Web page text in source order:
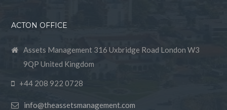
ACTON OFFICE
Assets Management 316 Uxbridge Road London W3
9QP United Kingdom
+44 208 922 0728
info@theassetsmanagement.com